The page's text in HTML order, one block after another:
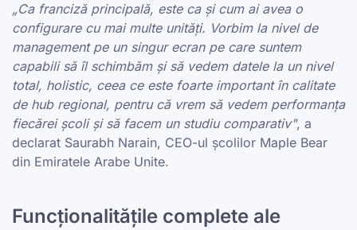
„Ca franciză principală, este ca și cum ai avea o
configurare cu mai multe unități. Vorbim la nivel de
management pe un singur ecran pe care suntem
capabili să îl schimbăm și să vedem datele la un nivel
total, holistic, ceea ce este foarte important în calitate
de hub regional, pentru că vrem să vedem performanța
fiecărei școli și să facem un studiu comparativ", a
declarat Saurabh Narain, CEO-ul școlilor Maple Bear
din Emiratele Arabe Unite.
Funcționalitățile complete ale